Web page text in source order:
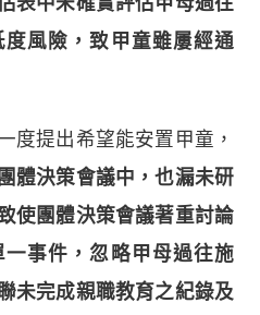
風險，致甲童雖屢經通
度提出希望能安置甲童，
體決策會議中，也漏未研
使團體決策會議著重討論
事件，忽略甲母過往施
未完成親職教育之紀錄及